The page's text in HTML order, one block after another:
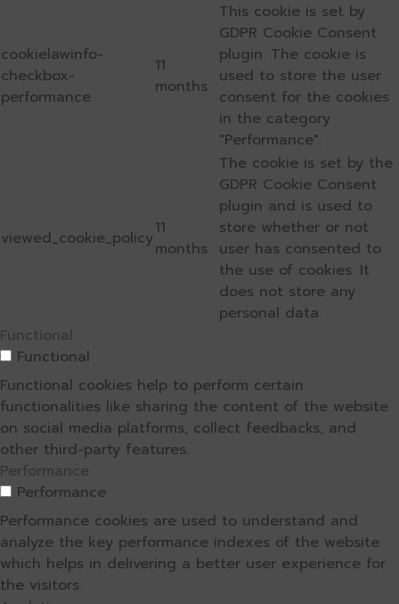
cookielawinfo-
checkbox-
performance
11
months
This cookie is set by
GDPR Cookie Consent
plugin. The cookie is
used to store the user
consent for the cookies
in the category
"Performance".
viewed_cookie_policy11
months
The cookie is set by the
GDPR Cookie Consent
plugin and is used to
store whether or not
user has consented to
the use of cookies. It
does not store any
personal data.
Functional
Functional
Functional cookies help to perform certain
functionalities like sharing the content of the website
on social media platforms, collect feedbacks, and
other third-party features.
Performance
Performance
Performance cookies are used to understand and
analyze the key performance indexes of the website
which helps in delivering a better user experience for
the visitors.